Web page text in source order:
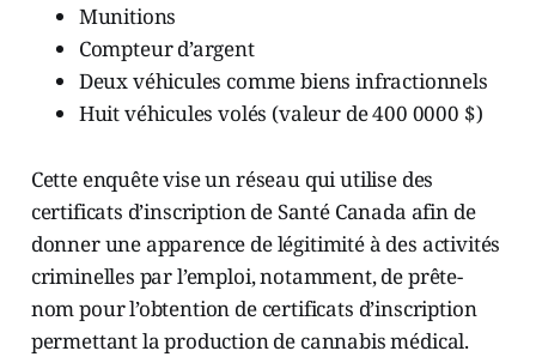
Munitions
Compteur d’argent
Deux véhicules comme biens infractionnels
Huit véhicules volés (valeur de 400 0000 $)
Cette enquête vise un réseau qui utilise des
certificats d’inscription de Santé Canada afin de
donner une apparence de légitimité à des activités
criminelles par l’emploi, notamment, de prête-
nom pour l’obtention de certificats d’inscription
permettant la production de cannabis médical.